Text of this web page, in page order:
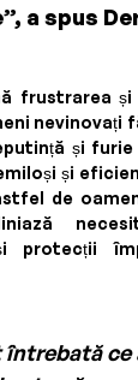
a spus
frustrarea
nevinovați
și
și
de
protecții
întrebată